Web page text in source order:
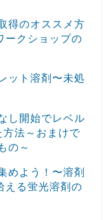
得のオススメ方
ークショップの
ット溶剤〜未処
し開始でレベル
法～おまけで
の～
めよう！〜溶剤
える蛍光溶剤の